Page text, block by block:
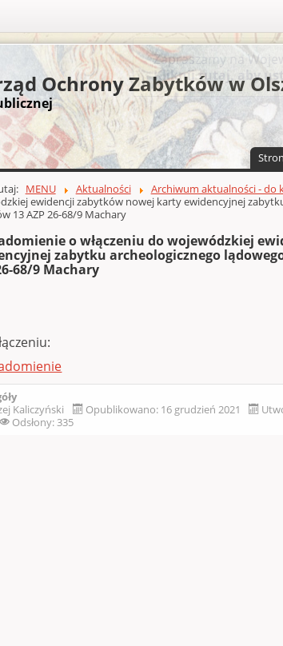
Ochrony Zabytków w
zawartości
MENU Aktualności Archiwum aktualności - do
ewidencji zabytków nowej karty ewidencyjnej
13 AZP 26-68/9 Machary
o włączeniu do wojewódzkiej
zabytku archeologicznego
68/9 Machary
Kaliczyński
Opublikowano: 16 grudzień 2021
Odsłony: 335